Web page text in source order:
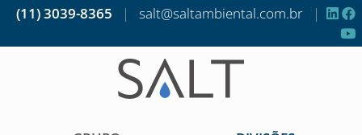
(11) 3039-8365 | salt@saltambiental.com.br |